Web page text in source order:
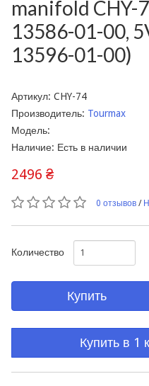
manifold CHY-
13586-01-00,
13596-01-00)
Артикул: CHY-74
Производитель: Tourmax
Модель:
Наличие: Есть в наличии
2496 ₴
0 отзывов/
Количество
Купить
Купить в 1